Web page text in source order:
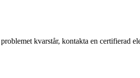
kvarstår, kontakta en certifierad